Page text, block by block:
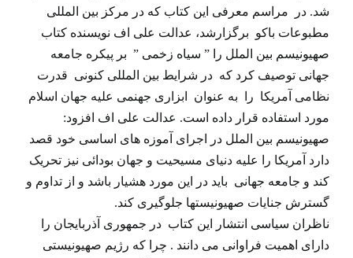
شد. در مراسم معرفی این کتاب که در مرکز بین المللی
مطبوعات باکو برگزارشد، عدالت علی اف نویسنده کتاب
صهیونیسم بین الملل را ” سیاه زخمی ” بر پیکره جامعه
جهانی توصیف کرد که در شرایط بین المللی کنونی قدرت
نظامی آمریکا را به عنوان ابزاری جهنمی علیه جهان اسلام
مورد استفاده قرار داده است. عدالت علی اف افزود:
صهیونیسم بین الملل در اجرای آموزه های اساسی خود قصد
دارد آمریکا را علیه دنیای مسیحیت و جهان بودائی نیز تحریک
کند و جامعه جهانی باید در این مورد هشیار باشد و از تداوم و
گسترش جنایات صهیونیستها جلوگیری کند.
ناظران سیاسی انتشار این کتاب در جمهوری آذربایجان را
دارای اهمیت فراوانی می دانند . چرا که رژیم صهیونیستی